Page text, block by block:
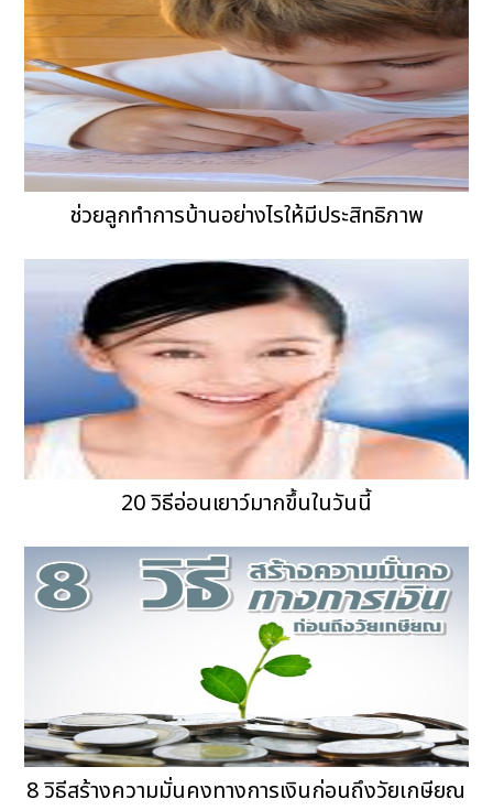
ช่วยลูกทำการบ้านอย่างไรให้มีประสิทธิภาพ
20 วิธีอ่อนเยาว์มากขึ้นในวันนี้
8 วิธีสร้างความมั่นคงทางการเงินก่อนถึงวัยเกษียณ